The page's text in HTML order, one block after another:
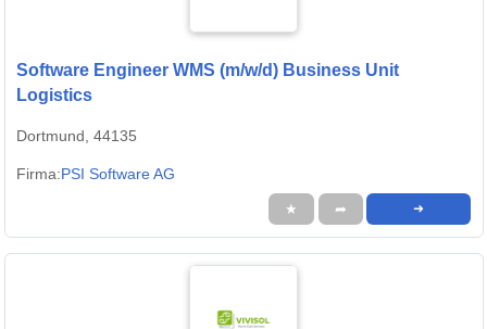
Software Engineer WMS (m/w/d) Business Unit
Logistics
Dortmund, 44135
Firma:PSI Software AG
★ ➦ ➜